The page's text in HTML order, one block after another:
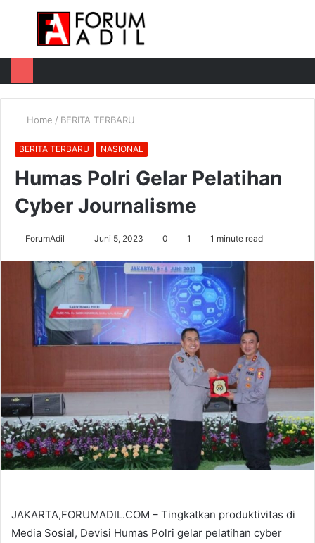
Menu
Home / BERITA TERBARU
BERITA TERBARU NASIONAL
Humas Polri Gelar Pelatihan
Cyber Journalisme
ForumAdil
email
Juni 5, 2023 0 1 1 minute read
JAKARTA,FORUMADIL.COM – Tingkatkan produktivitas di
Media Sosial, Devisi Humas Polri gelar pelatihan cyber